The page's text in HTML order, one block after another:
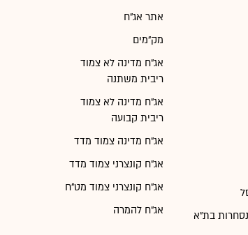
בת"א
אתר אג"ח
מק"מים
אג"ח מדינה לא צמוד
ריבית משתנה
אג"ח מדינה לא צמוד
ריבית קבועה
אג"ח מדינה צמוד מדד
אג"ח קונצרני צמוד מדד
אג"ח קונצרני צמוד מט"ח
אג"ח להמרה